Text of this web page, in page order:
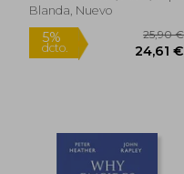
Blanda, Nuevo